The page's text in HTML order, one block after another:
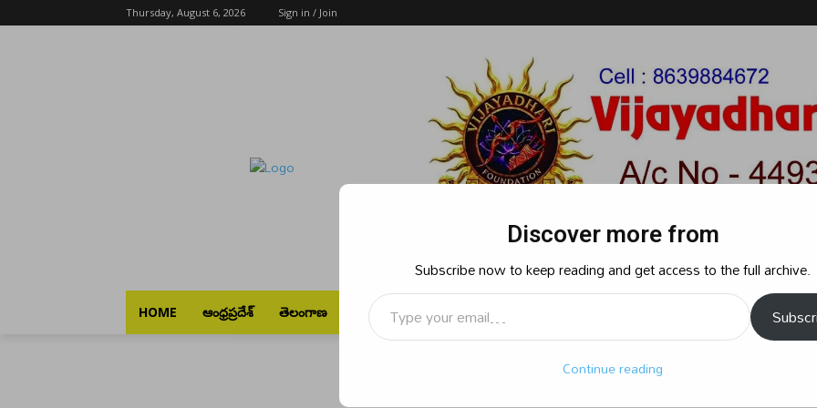
Thursday, August 6, 2026 Sign in / Join
HOME ఆంధ్రప్రదేశ్ తెలంగాణ భారత్ రాజకీయం క్రైమ్ బిజినెస్
Discover more from
Subscribe now to keep reading and get access to the full archive.
Type your email…
Continue reading